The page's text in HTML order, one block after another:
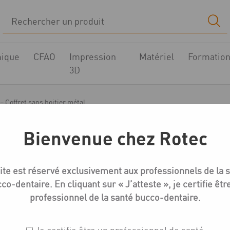
CFAO
Impression
3D
Matériel
Coffret sans boitier métal
MICRO 2 Gaine
boitier métal
Bienvenue chez Rotec
est réservé exclusivement aux professionnels de la
dentaire. En cliquant sur « J’atteste », je certifie
professionnel de la santé bucco-dentaire.